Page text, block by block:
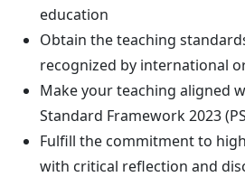
education
Obtain the teaching
recognized by international
Make your teaching aligned
Standard Framework 2023
Fulfill the commitment to
with critical reflection and